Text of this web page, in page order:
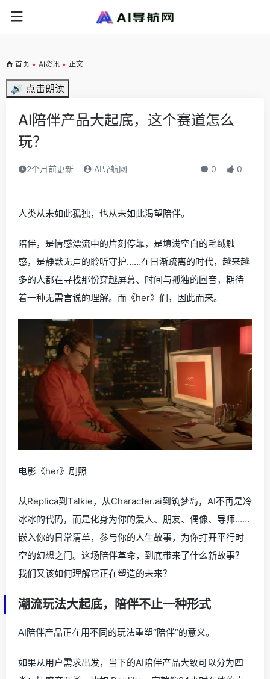
首页 • AI资讯 • 正文
🔊 点击朗读
AI陪伴产品大起底，这个赛道怎么
玩？
2个月前更新 AI导航网 0 0
人类从未如此孤独，也从未如此渴望陪伴。
陪伴，是情感漂流中的片刻停靠，是填满空白的毛绒触
感，是静默无声的聆听守护……在日渐疏离的时代，越来越
多的人都在寻找那份穿越屏幕、时间与孤独的回音，期待
着一种无需言说的理解。而《her》们，因此而来。
电影《her》剧照
从Replica到Talkie，从Character.ai到筑梦岛，AI不再是冷
冰冰的代码，而是化身为你的爱人、朋友、偶像、导师……
嵌入你的日常清单，参与你的人生故事，为你打开平行时
空的幻想之门。这场陪伴革命，到底带来了什么新故事？
我们又该如何理解它正在塑造的未来？
潮流玩法大起底，陪伴不止一种形式
AI陪伴产品正在用不同的玩法重塑“陪伴”的意义。
如果从用户需求出发，当下的AI陪伴产品大致可以分为四